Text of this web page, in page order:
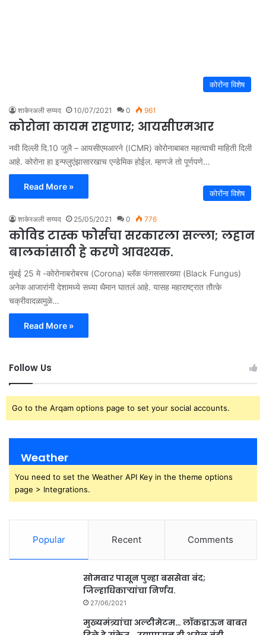
कोरोंना विशेष
शाकेरअली सय्यद 10/07/2021 0 961
कोरोना कायम राहणार; आयसीएमआर
नवी दिल्ली दि.10 जुलै – आयसीएमआरने (ICMR) कोरोनाबाबत महत्वाची माहिती दिली
आहे. कोरोना हा इन्फ्लुएंझासारखाच एन्डेमिक होईल. म्हणजे तो पूर्णपणे…
Read More »
कोरोंना विशेष
शाकेरअली सय्यद 25/05/2021 0 776
कोविड टास्क फोर्सचा सरकारला सल्ला; लहान
बालकांसाठी हे करणे आवश्यक.
मुंबई 25 मे -कोरोनाबरोबरच (Corona) ब्लॅक फंगससारख्या (Black Fungus)
अनेक आजारांनी देशामध्ये सध्या थैमान घातलं आहे. यासह महाराष्ट्रात तौत्के
चक्रीवादळामुळे…
Read More »
Follow Us
Go to the Arqam options page to set your social accounts.
Weather
You need to set the Weather API Key in the theme options
page > Integrations.
Popular Recent Comments
सोमवार पासून पुन्हा बससेवा बंद;
जिल्हाधिकाऱ्यांचा निर्णय.
27/06/2021
मुख्यमंत्र्यांचा अल्टीमेटम… लॉकडाऊन बाबत